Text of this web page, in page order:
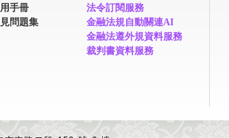
手冊
問題集
法令訂閱服務
金融法規自動關連AI
金融法遵外規資料服務
裁判書資料服務